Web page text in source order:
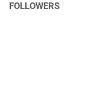
FOLLOWERS